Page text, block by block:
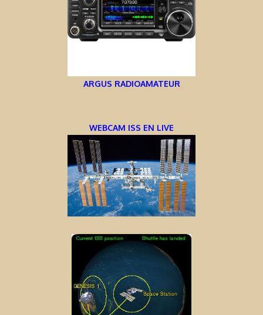
ARGUS RADIOAMATEUR
WEBCAM ISS EN LIVE